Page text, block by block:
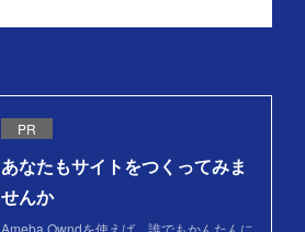
PR
あなたもサイトをつくってみま
せんか
Ameba Owndを使えば、誰でもかんたんに